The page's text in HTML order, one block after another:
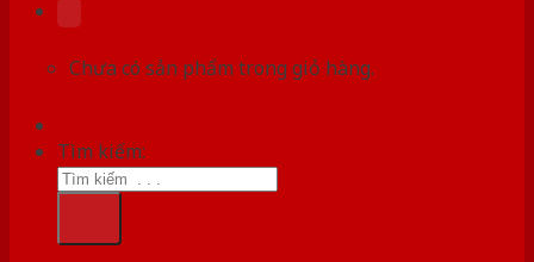
Chưa có sản phẩm trong giỏ hàng.
Tìm kiếm: